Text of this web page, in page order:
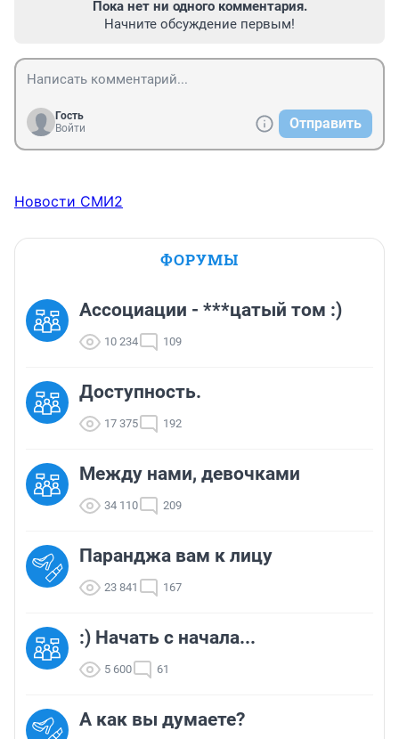
Пока нет ни одного комментария.
Начните обсуждение первым!
Гость
Войти
Отправить
Новости СМИ2
ФОРУМЫ
Ассоциации - ***цатый том :)
10 234 109
Доступность.
17 375 192
Между нами, девочками
34 110 209
Паранджа вам к лицу
23 841 167
:) Начать с начала...
5 600 61
А как вы думаете?